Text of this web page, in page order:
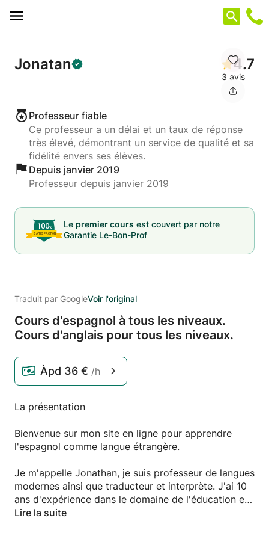
Jonatan 4.7
3 avis
Professeur fiable
Ce professeur a un délai et un taux de réponse
très élevé, démontrant un service de qualité et sa
fidélité envers ses élèves.
Depuis janvier 2019
Professeur depuis janvier 2019
Le premier cours est couvert par notre
Garantie Le-Bon-Prof
Traduit par GoogleVoir l'original
Cours d'espagnol à tous les niveaux.
Cours d'anglais pour tous les niveaux.
Àpd 36 € /h
La présentation
Bienvenue sur mon site en ligne pour apprendre
l'espagnol comme langue étrangère.
Je m'appelle Jonathan, je suis professeur de langues
modernes ainsi que traducteur et interprète. J'ai 10
ans d'expérience dans le domaine de l'éducation et
de la traduction. Je me consacre à l’enseignement et
Lire la suite